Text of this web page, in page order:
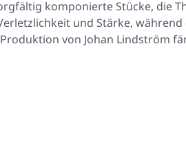
komponierte Stücke, die
und Stärke,
von Johan Lindström